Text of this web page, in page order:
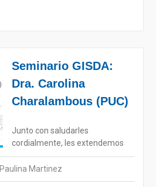
Seminario GISDA:
Dra. Carolina
Charalambous (PUC)
Paulina Martinez
Junto con saludarles
cordialmente, les extendemos